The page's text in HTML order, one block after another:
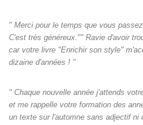
" Merci pour le temps que vous
C'est très généreux."" Ravie d'avoir
car votre livre "Enrichir son style"
dizaine d'années ! "
" Chaque nouvelle année j'attends
et me rappelle votre formation des
un texte sur l'automne sans adjectif ni